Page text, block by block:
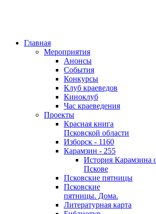
Главная
Мероприятия
Анонсы
События
Конкурсы
Клуб краеведов
Киноклуб
Час краеведения
Проекты
Красная книга
Псковской области
Изборск - 1160
Карамзин - 255
История Карамзина
Пскове
Псковские пятницы
Псковские
пятницы. Дома.
Литературная карта